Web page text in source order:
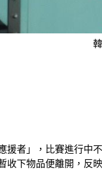
援者」，比賽進行
下物品便離開，反